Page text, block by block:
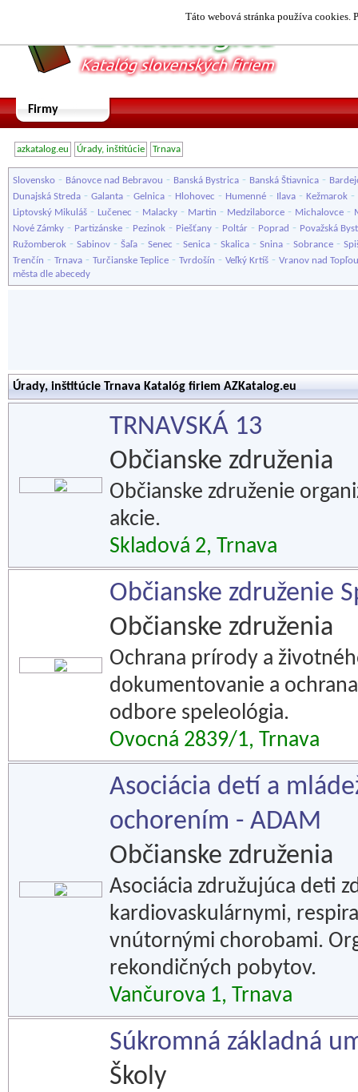
Táto webová stránka používa cookies.
Firmy
azkatalog.eu Úrady, inštitúcie Trnava
Slovensko - Bánovce nad Bebravou - Banská Bystrica - Banská Štiavnica -
Dunajská Streda - Galanta - Gelnica - Hlohovec - Humenné - Ilava - Kežmarok -
Liptovský Mikuláš - Lučenec - Malacky - Martin - Medzilaborce - Michalovce -
Nové Zámky - Partizánske - Pezinok - Piešťany - Poltár - Poprad - Považská
Ružomberok - Sabinov - Šaľa - Senec - Senica - Skalica - Snina - Sobrance -
Trenčín - Trnava - Turčianske Teplice - Tvrdošín - Veľký Krtíš - Vranov nad Topľou
města dle abecedy
Úrady, inštitúcie Trnava Katalóg firiem AZKatalog.eu
TRNAVSKÁ 13
Občianske združenia
Občianske združenie
akcie.
Skladová 2, Trnava
Občianske združenie
Občianske združenia
Ochrana prírody a
dokumentovanie a
odbore speleológia.
Ovocná 2839/1, Trnava
Asociácia detí a
ochorením - ADAM
Občianske združenia
Asociácia združujúca deti
kardiovaskulárnymi,
vnútornými chorobami.
rekondičných pobytov.
Vančurova 1, Trnava
Súkromná základná
Školy